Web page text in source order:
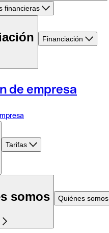
financieras
Financiación
de empresa
Tarifas
somos Quiénes somos